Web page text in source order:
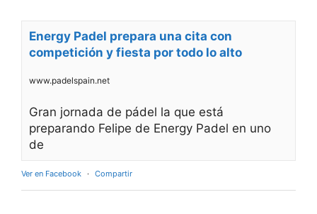
Energy Padel prepara una cita con
competición y fiesta por todo lo alto
www.padelspain.net
Gran jornada de pádel la que está
preparando Felipe de Energy Padel en uno
de
Ver en Facebook · Compartir